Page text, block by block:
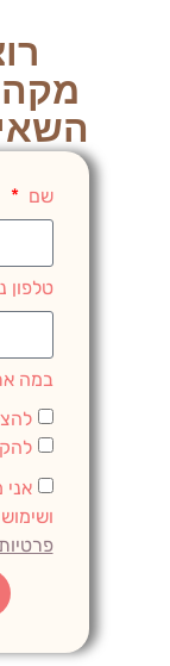
שם
טלפון
במה
פרטיות